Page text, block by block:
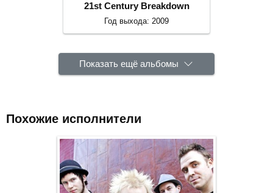
21st Century Breakdown
Год выхода: 2009
Показать ещё альбомы
Похожие исполнители